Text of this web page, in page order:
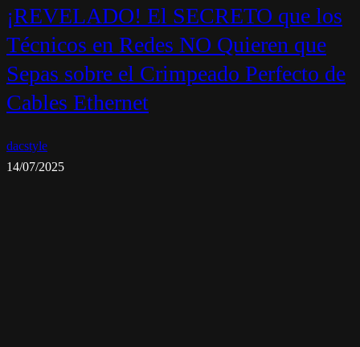
¡REVELADO! El SECRETO que los
Técnicos en Redes NO Quieren que
Sepas sobre el Crimpeado Perfecto de
Cables Ethernet
dacstyle
14/07/2025